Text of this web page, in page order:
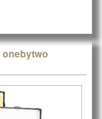
onebytwo